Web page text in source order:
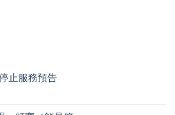
止服務預告